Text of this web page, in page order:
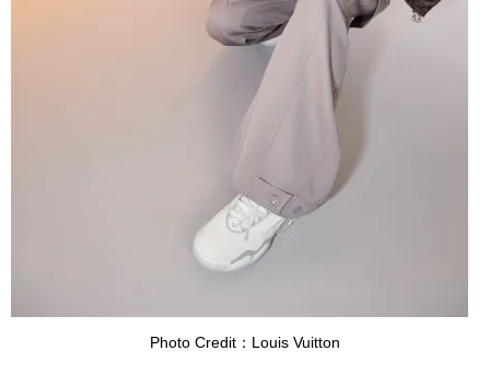
Photo Credit：Louis Vuitton